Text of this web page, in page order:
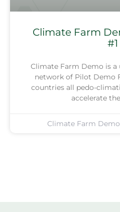
Climate Farm
#1
Climate Farm Demo is a
network of Pilot Demo
countries all pedo-
accelerate
Climate Farm Demo